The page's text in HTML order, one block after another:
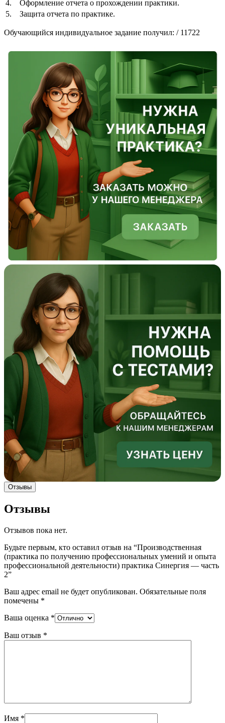
4.
Оформление отчета о прохождении практики.
5.
Защита отчета по практике.
Обучающийся индивидуальное задание получил: / 11722
Отзывы
Отзывы
Отзывов пока нет.
Будьте первым, кто оставил отзыв на “Производственная
(практика по получению профессиональных умений и опыта
профессиональной деятельности) практика Синергия — часть
2”
Ваш адрес email не будет опубликован. Обязательные поля
помечены *
Ваша оценка *
Ваш отзыв *
Имя *